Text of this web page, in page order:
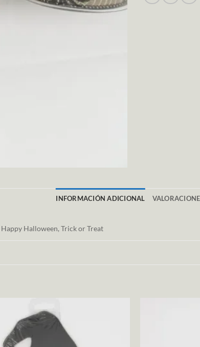
INFORMACIÓN ADICIONAL
Halloween, Trick or Treat